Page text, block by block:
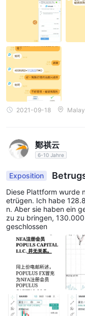
2021-09-18
鄭祺云
6-10 Jahre
Exposition
Diese Plattform wurde
etrügen. Ich habe
n. Aber sie haben ein
zu zu bringen,
geschlossen